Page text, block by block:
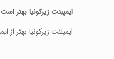
ایمپبنت زیرکونیا بهتر
ایمپلنت زیرکونیا بهتر